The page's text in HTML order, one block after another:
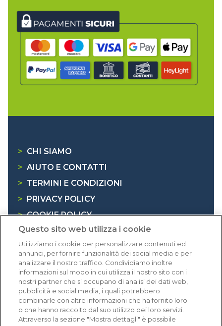
> CHI SIAMO
> AIUTO E CONTATTI
> TERMINI E CONDIZIONI
>
PRIVACY POLICY
> COOKIE POLICY
> INFORMATIVA RAEE
Dicono di noi
1.640 recensioni
Eccellente (4,8)
Acquisti verificati
Questo sito web utilizza i cookie
Utilizziamo i cookie per personalizzare contenuti ed
annunci, per fornire funzionalità dei social media e per
analizzare il nostro traffico. Condividiamo inoltre
informazioni sul modo in cui utilizza il nostro sito con i
nostri partner che si occupano di analisi dei dati web,
pubblicità e social media, i quali potrebbero
combinarle con altre informazioni che ha fornito loro
o che hanno raccolto dal suo utilizzo dei loro servizi.
Attraverso la sezione "Mostra dettagli" è possibile